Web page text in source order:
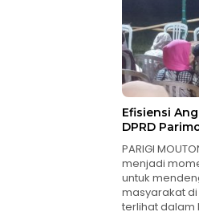
Efisiensi
DPRD
PARIGI
menjadi
untuk
masyarakat
terlihat dalam